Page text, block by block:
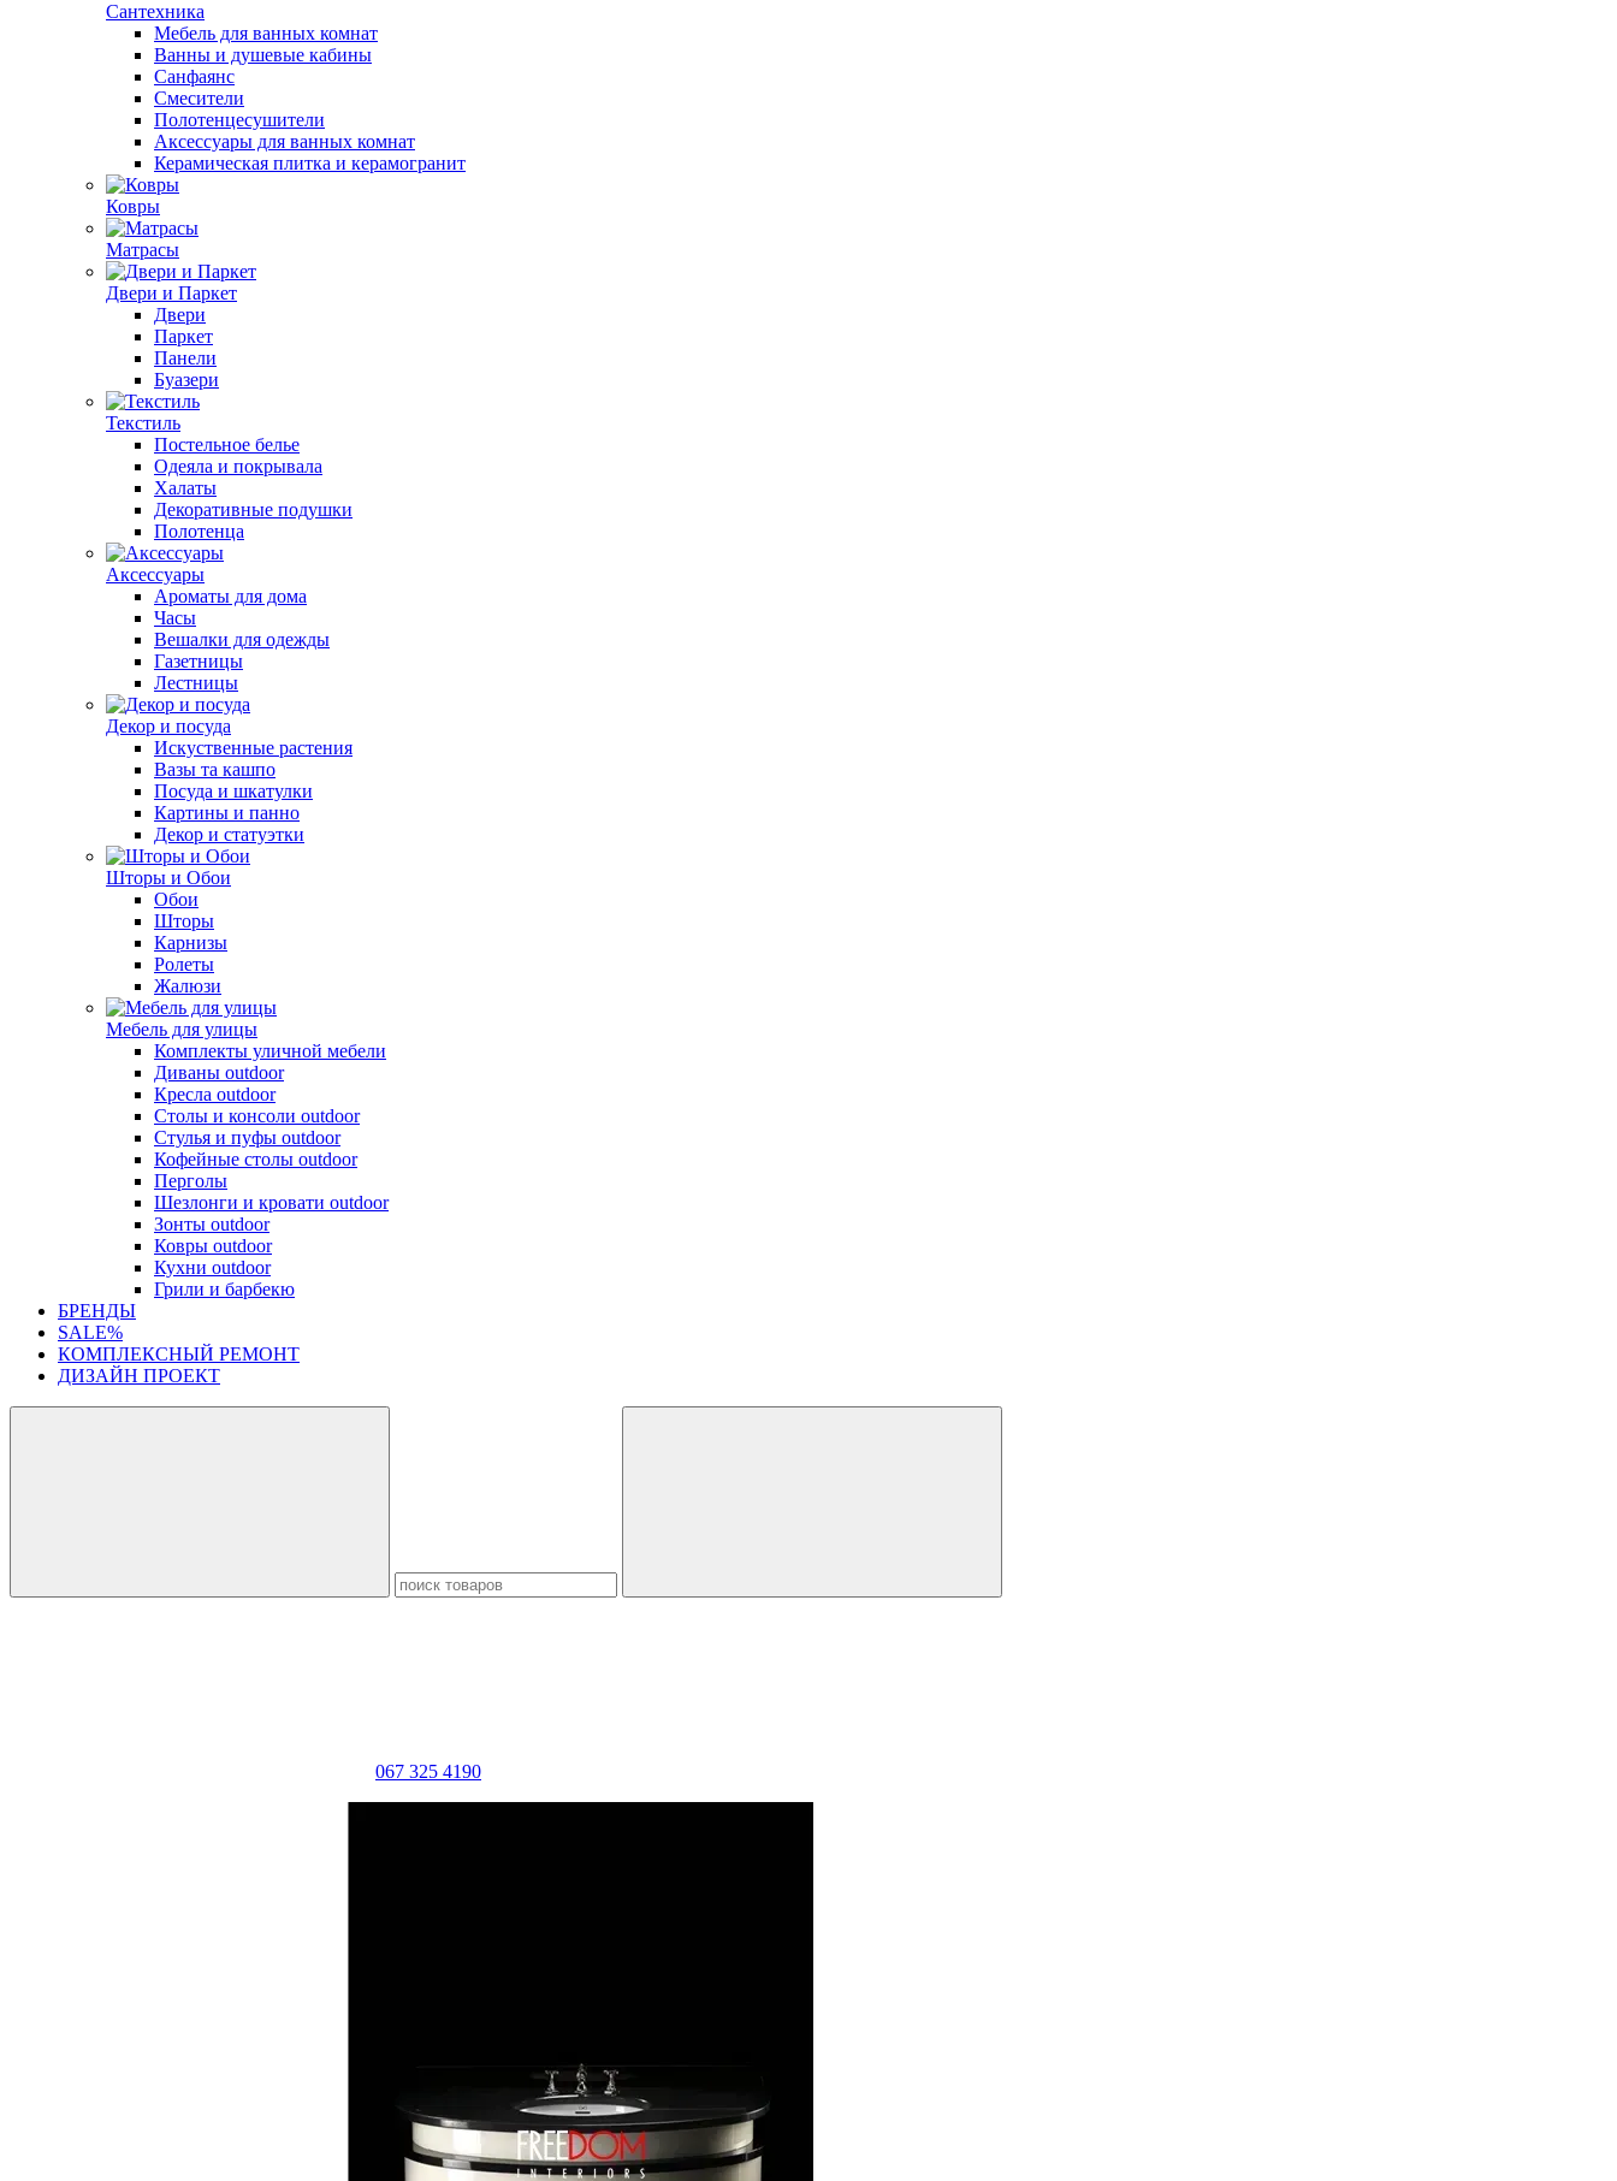
Сантехника
Мебель для ванных комнат
Ванны и душевые кабины
Санфаянс
Смесители
Полотенцесушители
Аксессуары для ванных комнат
Керамическая плитка и керамогранит
Ковры
Матрасы
Двери и Паркет
Двери
Паркет
Панели
Буазери
Текстиль
Постельное белье
Одеяла и покрывала
Халаты
Декоративные подушки
Полотенца
Аксессуары
Ароматы для дома
Часы
Вешалки для одежды
Газетницы
Лестницы
Декор и посуда
Искуственные растения
Вазы та кашпо
Посуда и шкатулки
Картины и панно
Декор и статуэтки
Шторы и Обои
Обои
Шторы
Карнизы
Ролеты
Жалюзи
Мебель для улицы
Комплекты уличной мебели
Диваны outdoor
Кресла outdoor
Столы и консоли outdoor
Стулья и пуфы outdoor
Кофейные столы outdoor
Перголы
Шезлонги и кровати outdoor
Зонты outdoor
Ковры outdoor
Кухни outdoor
Грили и барбекю
БРЕНДЫ
SALE%
КОМПЛЕКСНЫЙ РЕМОНТ
ДИЗАЙН ПРОЕКТ
067 325 4190